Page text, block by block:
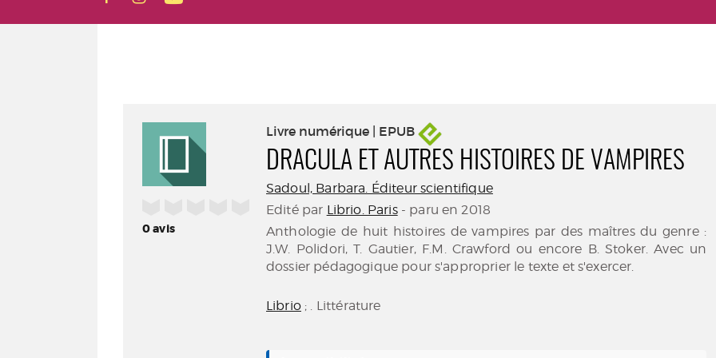
0avis
Livre numérique | EPUB
DRACULA ET AUTRES HISTOIRES DE VAMPIRES
Sadoul, Barbara. Éditeur scientifique
Edité par Librio. Paris- paru en 2018
Anthologie de huit histoires de vampires par des maîtres du genre :
J.W. Polidori, T. Gautier, F.M. Crawford ou encore B. Stoker. Avec un
dossier pédagogique pour s'approprier le texte et s'exercer.
Librio; . Littérature